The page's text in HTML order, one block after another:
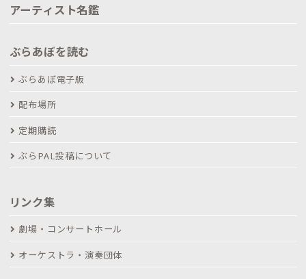
アーティスト名鑑
ぶらあぼを読む
ぶらあぼ電子版
配布場所
定期購読
ぶらPAL投稿について
リンク集
劇場・コンサートホール
オーケストラ・演奏団体